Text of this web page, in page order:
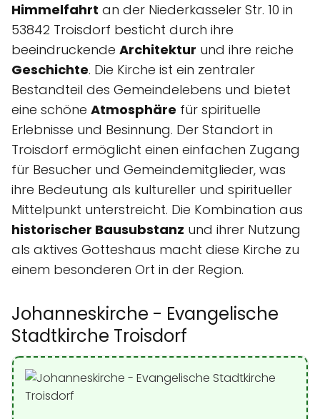
Himmelfahrt an der Niederkasseler Str. 10 in
53842 Troisdorf besticht durch ihre
beeindruckende Architektur und ihre reiche
Geschichte. Die Kirche ist ein zentraler
Bestandteil des Gemeindelebens und bietet
eine schöne Atmosphäre für spirituelle
Erlebnisse und Besinnung. Der Standort in
Troisdorf ermöglicht einen einfachen Zugang
für Besucher und Gemeindemitglieder, was
ihre Bedeutung als kultureller und spiritueller
Mittelpunkt unterstreicht. Die Kombination aus
historischer Bausubstanz und ihrer Nutzung
als aktives Gotteshaus macht diese Kirche zu
einem besonderen Ort in der Region.
Johanneskirche - Evangelische
Stadtkirche Troisdorf